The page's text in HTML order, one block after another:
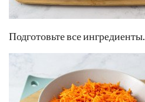
Подготовьте все ингредиенты.